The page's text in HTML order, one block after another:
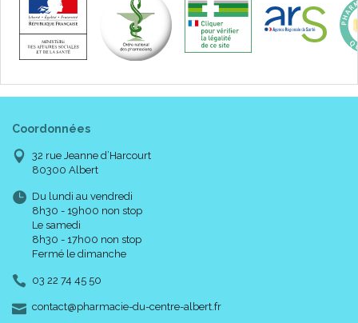
Caractéristiques :
La technologie ConfioFit permet d' avoir une protection fine qui
Grâce à la technologie ConfioFit, TENA Pants dispose d'
une forme unique qui épouse les formes du corps et qui
Coordonnées
32 rue Jeanne d’Harcourt
80300 Albert
Du lundi au vendredi
8h30 - 19h00 non stop
Le samedi
8h30 - 17h00 non stop
Fermé le dimanche
03 22 74 45 50
contact-
@-
pharmacie-du-centre-albert.fr